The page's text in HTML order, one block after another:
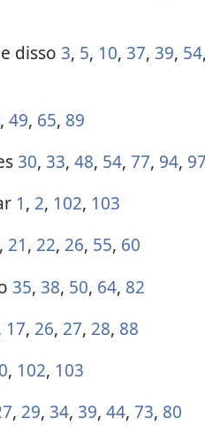
disso 3, 5, 10, 37, 39, 54,
, 49, 65, 89
30, 33, 48, 54, 77, 94, 97
1, 2, 102, 103
, 21, 22, 26, 55, 60
35, 38, 50, 64, 82
17, 26, 27, 28, 88
, 102, 103
, 29, 34, 39, 44, 73, 80